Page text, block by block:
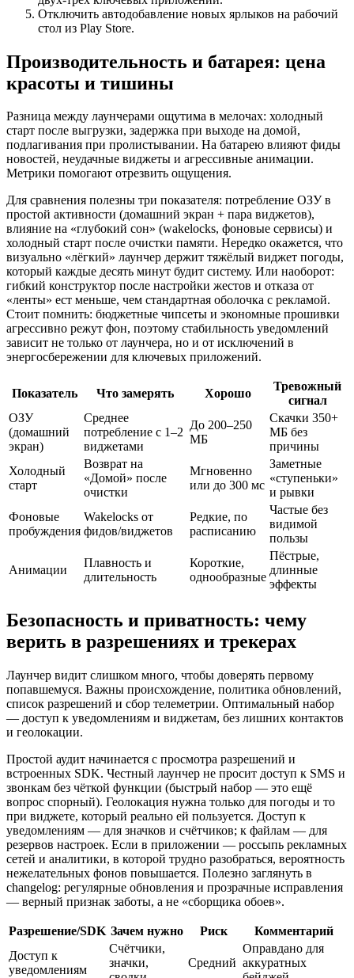
Отключить автодобавление новых ярлыков на рабочий
стол из Play Store.
Производительность и батарея: цена
красоты и тишины
Разница между лаунчерами ощутима в мелочах: холодный
старт после выгрузки, задержка при выходе на домой,
подлагивания при пролистывании. На батарею влияют фиды
новостей, неудачные виджеты и агрессивные анимации.
Метрики помогают отрезвить ощущения.
Для сравнения полезны три показателя: потребление ОЗУ в
простой активности (домашний экран + пара виджетов),
влияние на «глубокий сон» (wakelocks, фоновые сервисы) и
холодный старт после очистки памяти. Нередко окажется, что
визуально «лёгкий» лаунчер держит тяжёлый виджет погоды,
который каждые десять минут будит систему. Или наоборот:
гибкий конструктор после настройки жестов и отказа от
«ленты» ест меньше, чем стандартная оболочка с рекламой.
Стоит помнить: бюджетные чипсеты и экономные прошивки
агрессивно режут фон, поэтому стабильность уведомлений
зависит не только от лаунчера, но и от исключений в
энергосбережении для ключевых приложений.
Показатель Что замерять Хорошо
Тревожный
сигнал
ОЗУ
(домашний
экран)
Среднее
потребление с 1–2
виджетами
До 200–250
МБ
Скачки 350+
МБ без
причины
Холодный
старт
Возврат на
«Домой» после
очистки
Мгновенно
или до 300 мс
Заметные
«ступеньки»
и рывки
Фоновые
пробуждения
Wakelocks от
фидов/виджетов
Редкие, по
расписанию
Частые без
видимой
пользы
Анимации
Плавность и
длительность
Короткие,
однообразные
Пёстрые,
длинные
эффекты
Безопасность и приватность: чему
верить в разрешениях и трекерах
Лаунчер видит слишком много, чтобы доверять первому
попавшемуся. Важны происхождение, политика обновлений,
список разрешений и сбор телеметрии. Оптимальный набор
— доступ к уведомлениям и виджетам, без лишних контактов
и геолокации.
Простой аудит начинается с просмотра разрешений и
встроенных SDK. Честный лаунчер не просит доступ к SMS и
звонкам без чёткой функции (быстрый набор — это ещё
вопрос спорный). Геолокация нужна только для погоды и то
при виджете, который реально ей пользуется. Доступ к
уведомлениям — для значков и счётчиков; к файлам — для
резервов настроек. Если в приложении — россыпь рекламных
сетей и аналитики, в которой трудно разобраться, вероятность
нежелательных фонов повышается. Полезно заглянуть в
changelog: регулярные обновления и прозрачные исправления
— верный признак заботы, а не «сборщика обоев».
Разрешение/SDK Зачем нужно Риск
Комментарий
Доступ к
уведомлениям
Счётчики,
значки,
Средний
Оправдано для
аккуратных